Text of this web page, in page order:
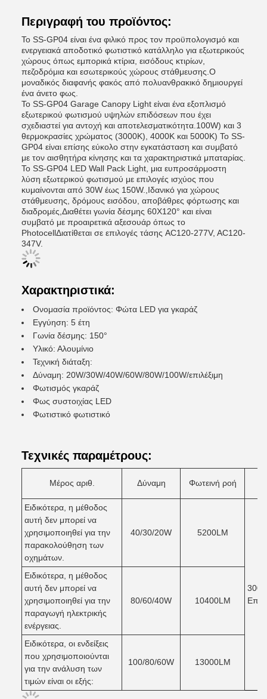
Περιγραφή του προϊόντος:
Το SS-GP04 είναι ένα φιλικό προς τον προϋπολογισμό και
ενεργειακά αποδοτικό φωτιστικό κατάλληλο για εξωτερικούς
χώρους όπως εμπορικά κτίρια, εισόδους κτιρίων,
πεζοδρόμια και εσωτερικούς χώρους στάθμευσης.Ο
μοναδικός διαφανής φακός από πολυανθρακικό δημιουργεί
ένα άνετο φως.
Το SS-GP04 Garage Canopy Light είναι ένα εξοπλισμό
εξωτερικού φωτισμού υψηλών επιδόσεων που έχει
σχεδιαστεί για αντοχή και αποτελεσματικότητα.100W) και 3
θερμοκρασίες χρώματος (3000K), 4000K και 5000K) Το SS-
GP04 είναι επίσης εύκολο στην εγκατάσταση και συμβατό
με τον αισθητήρα κίνησης και τα χαρακτηριστικά μπαταρίας.
Το SS-GP04 LED Wall Pack Light, μια ευπροσάρμοστη
λύση εξωτερικού φωτισμού με επιλογές ισχύος που
κυμαίνονται από 30W έως 150W.,Ιδανικό για χώρους
στάθμευσης, δρόμους εισόδου, αποβάθρες φόρτωσης και
διαδρομές,Διαθέτει γωνία δέσμης 60X120° και είναι
συμβατό με προαιρετικά αξεσουάρ όπως το
PhotocellΔιατίθεται σε επιλογές τάσης AC120-277V, AC120-
347V.
Χαρακτηριστικά:
Ονομασία προϊόντος: Φώτα LED για γκαράζ
Εγγύηση: 5 έτη
Γωνία δέσμης: 150°
Υλικό: Αλουμίνιο
Τεχνική διάταξη:
Δύναμη: 20W/30W/40W/60W/80W/100W/επιλέξιμη
Φωτισμός γκαράζ
Φως συστοιχίας LED
Φωτιστικό φωτιστικό
Τεχνικές παραμέτρους:
Μέρος αριθ. Δύναμη Φωτεινή ροή
Ειδικότερα, η μέθοδος
αυτή δεν μπορεί να
χρησιμοποιηθεί για την
παρακολούθηση των
οχημάτων.
40/30/20W 5200LM
Ειδικότερα, η μέθοδος
αυτή δεν μπορεί να
χρησιμοποιηθεί για την
παραγωγή ηλεκτρικής
ενέργειας.
80/60/40W 10400LM
Ειδικότερα, οι ενδείξεις
που χρησιμοποιούνται
για την ανάλυση των
τιμών είναι οι εξής:
100/80/60W 13000LM